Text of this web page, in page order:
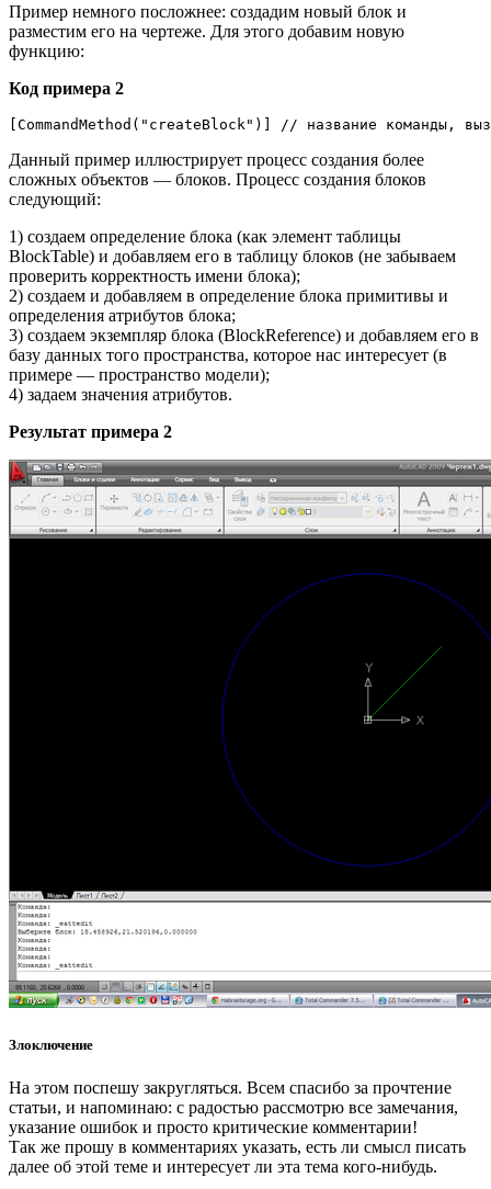
Пример немного посложнее: создадим новый блок и
разместим его на чертеже. Для этого добавим новую
функцию:
Код примера 2
[CommandMethod("createBlock")] // название
Данный пример иллюстрирует процесс создания более
сложных объектов — блоков. Процесс создания блоков
следующий:
1) создаем определение блока (как элемент таблицы
BlockTable) и добавляем его в таблицу блоков (не забываем
проверить корректность имени блока);
2) создаем и добавляем в определение блока примитивы и
определения атрибутов блока;
3) создаем экземпляр блока (BlockReference) и добавляем его в
базу данных того пространства, которое нас интересует (в
примере — пространство модели);
4) задаем значения атрибутов.
Результат примера 2
Злоключение
На этом поспешу закругляться. Всем спасибо за прочтение
статьи, и напоминаю: с радостью рассмотрю все замечания,
указание ошибок и просто критические комментарии!
Так же прошу в комментариях указать, есть ли смысл писать
далее об этой теме и интересует ли эта тема кого-нибудь.